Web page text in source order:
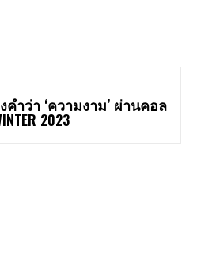
ำว่า ‘ความงาม’ ผ่านคอล
2023